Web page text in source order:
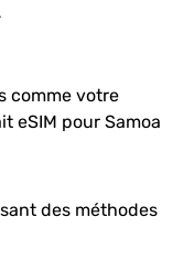
comme votre
eSIM pour Samoa
des méthodes